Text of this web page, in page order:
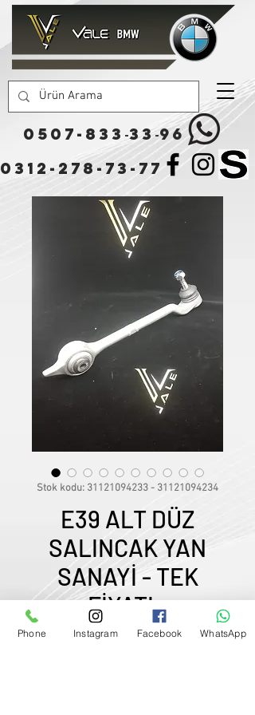
0507-833 -33-96
0312-278-73-77
Stok kodu: 31121094233 - 31121094234
E39 ALT DÜZ
SALINCAK YAN
SANAYİ - TEK
FİYATI -
₺280,00Fiyat
Satış Temsilcimizle Görüşün
Phone Instagram Facebook WhatsApp